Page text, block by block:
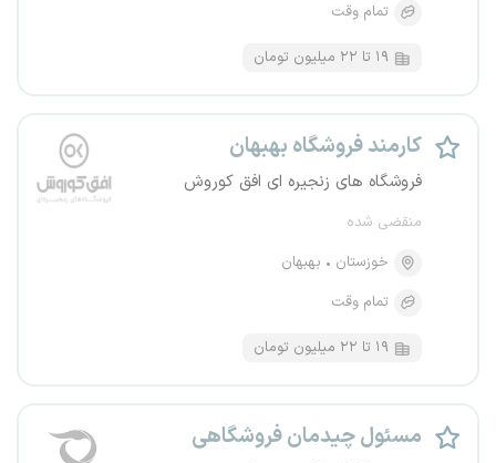
تمام وقت
۱۹ تا ۲۲ میلیون تومان
کارمند فروشگاه بهبهان
فروشگاه های زنجیره ای افق کوروش
منقضی شده
خوزستان
بهبهان
تمام وقت
۱۹ تا ۲۲ میلیون تومان
مسئول چیدمان فروشگاهی